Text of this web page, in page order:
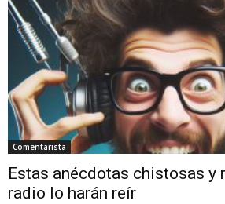
Comentarista
Estas anécdotas chistosas y
radio lo harán reír